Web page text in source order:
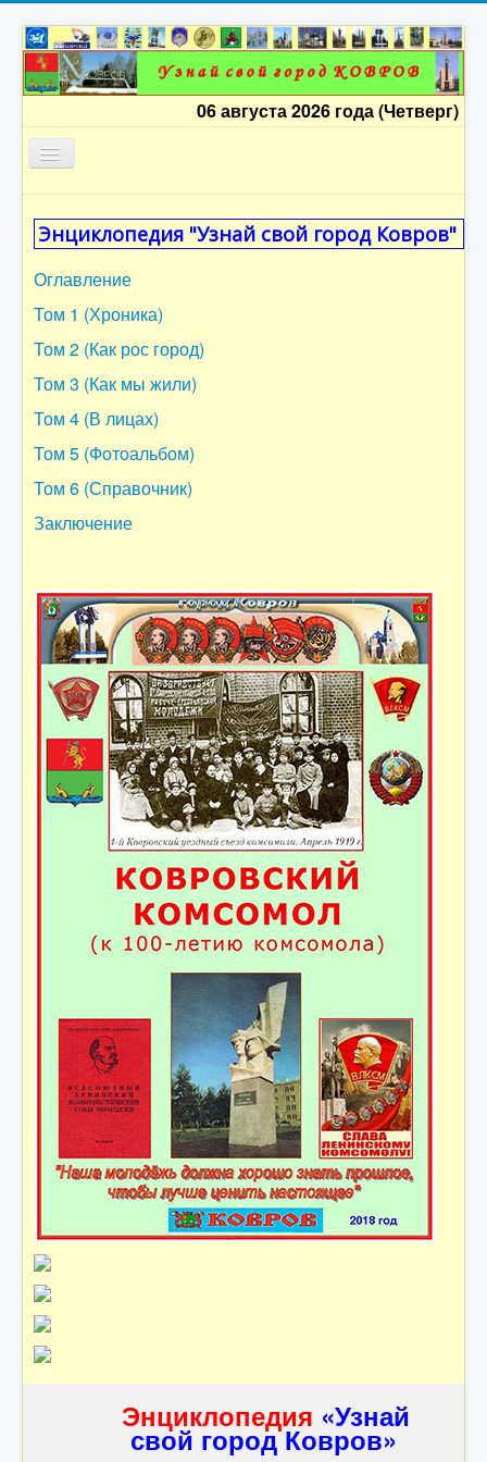
06 августа 2026 года (Четверг)
Оглавление
Том 1
Том 2
Том 3
Том 4
Том 5
Том 6
Заключение
Энциклопедия "Узнай свой город Ковров"
Оглавление
Том 1 (Хроника)
Том 2 (Как рос город)
Том 3 (Как мы жили)
Том 4 (В лицах)
Том 5 (Фотоальбом)
Том 6 (Справочник)
Заключение
Энциклопедия «Узнай
свой город Ковров»